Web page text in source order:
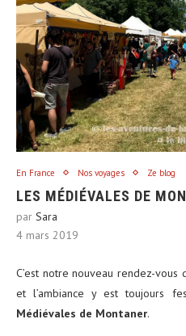
En France Nos voyages Ze blog
LES MÉDIÉVALES DE
par Sara
4 mars 2019
C’est notre nouveau rendez-
et l’ambiance y est toujours
Médiévales de Montaner.